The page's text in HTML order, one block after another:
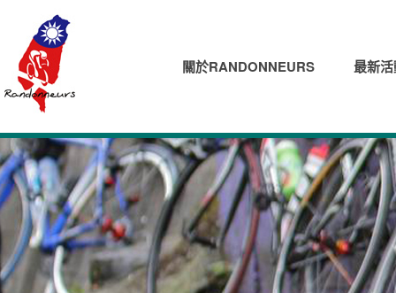
關於RANDONNEURS 最新